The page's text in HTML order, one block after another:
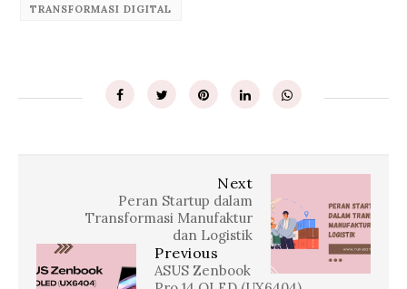
TRANSFORMASI DIGITAL
Next
Peran Startup dalam
Transformasi Manufaktur
dan Logistik
Previous
ASUS Zenbook